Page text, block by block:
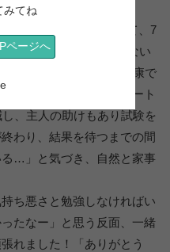
、試験勉強もあいまって、7
後も何か口に入れていない
週までまずは無事に健康で
みました。ラストスパート
、主人の助けもあり試験を
わり、結果を待つまでの間
…」と気づき、自然と家事
ち悪さと勉強しなければい
たなー」と思う反面、一緒
れました！「ありがとう
みてね
ページへ